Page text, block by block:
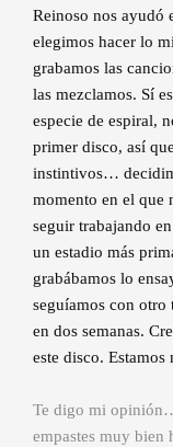
Reinoso nos ayudó
elegimos hacer lo
grabamos las
las mezclamos. Sí
especie de espiral,
primer disco, así
instintivos…
momento en el que
seguir trabajando
un estadio más
grabábamos lo
seguíamos con otro
en dos semanas.
este disco.
Te digo mi
empastes muy bien